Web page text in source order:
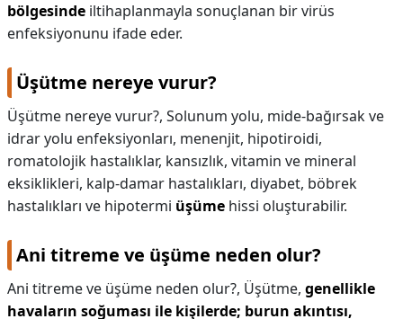
bölgesinde iltihaplanmayla sonuçlanan bir virüs
enfeksiyonunu ifade eder.
Üşütme nereye vurur?
Üşütme nereye vurur?, Solunum yolu, mide-bağırsak ve
idrar yolu enfeksiyonları, menenjit, hipotiroidi,
romatolojik hastalıklar, kansızlık, vitamin ve mineral
eksiklikleri, kalp-damar hastalıkları, diyabet, böbrek
hastalıkları ve hipotermi üşüme hissi oluşturabilir.
Ani titreme ve üşüme neden olur?
Ani titreme ve üşüme neden olur?, Üşütme, genellikle
havaların soğuması ile kişilerde; burun akıntısı,